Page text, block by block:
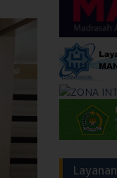
Layanan